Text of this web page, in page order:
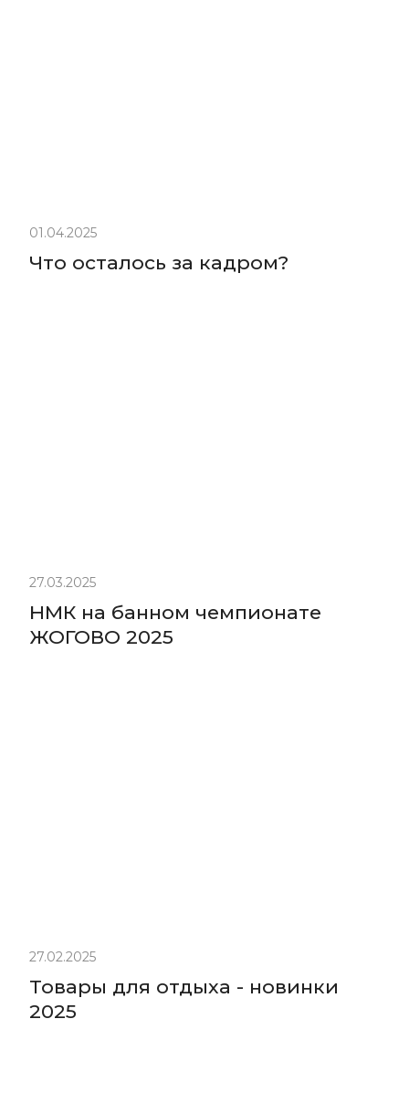
01.04.2025
Что осталось за кадром?
27.03.2025
НМК на банном чемпионате
ЖОГОВО 2025
27.02.2025
Товары для отдыха - новинки
2025